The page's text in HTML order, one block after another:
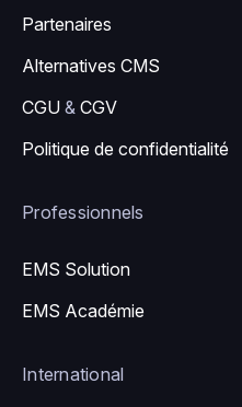
Partenaires
Alternatives CMS
CGU & CGV
Politique de confidentialité
Professionnels
EMS Solution
EMS Académie
International